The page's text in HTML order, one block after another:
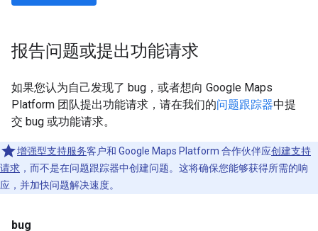
报告问题或提出功能请求
如果您认为自己发现了 bug，或者想向 Google Maps
Platform 团队提出功能请求，请在我们的问题跟踪器中提
交 bug 或功能请求。
增强型支持服务客户和 Google Maps Platform 合作伙伴应创建支持
请求 ，而不是在问题跟踪器中创建问题。这将确保您能够获得所需的响
应，并加快问题解决速度。
bug